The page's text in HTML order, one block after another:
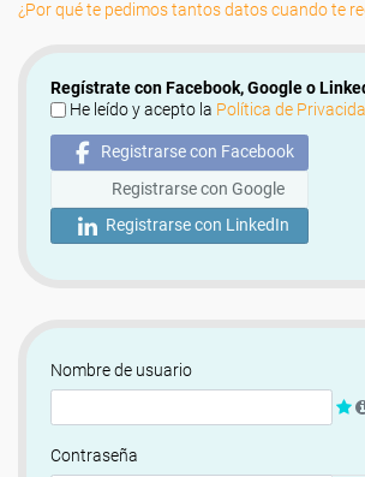
¿Por qué te pedimos tantos datos cuando te
Regístrate con Facebook, Google o
He leído y acepto la Política de
Registrarse con Facebook
Registrarse con Google
Registrarse con LinkedIn
Nombre de usuario
Contraseña